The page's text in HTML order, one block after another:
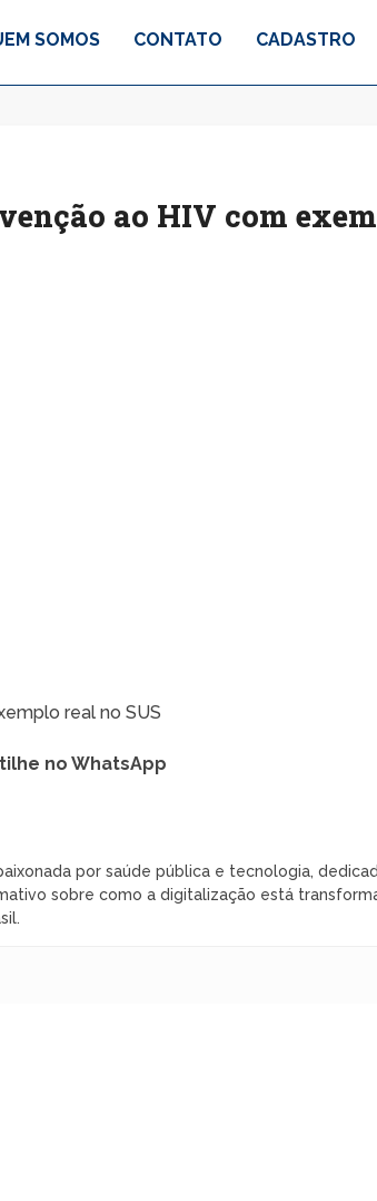
SOMOS CONTATO CADASTRO
ao HIV com
real no SUS
no WhatsApp
por saúde pública e tecnologia,
sobre como a digitalização está